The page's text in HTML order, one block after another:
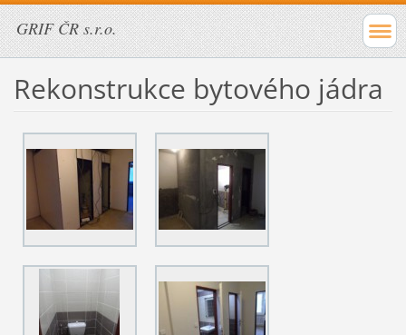
GRIF ČR s.r.o.
Rekonstrukce bytového jádra